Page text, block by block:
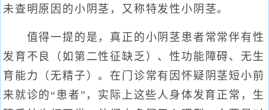
未查明原因的小阴茎，又称特发性小阴茎。
值得一提的是，真正的小阴茎患者常常伴有性
发育不良（如第二性征缺乏）、性功能障碍、无生
育能力（无精子）。在门诊常有因怀疑阴茎短小前
来就诊的“患者”，实际上这些人身体发育正常，生